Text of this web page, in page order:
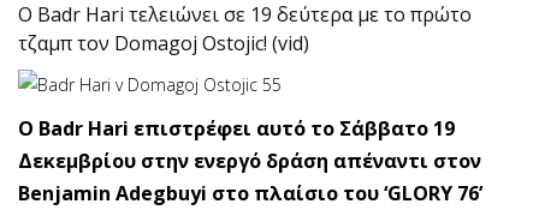
O Badr Hari τελειώνει σε 19 δεύτερα με το πρώτο
τζαμπ τον Domagoj Ostojic! (vid)
O Badr Hari επιστρέφει αυτό το Σάββατο 19
Δεκεμβρίου στην ενεργό δράση απέναντι στον
Benjamin Adegbuyi στο πλαίσιο του ‘GLORY 76’